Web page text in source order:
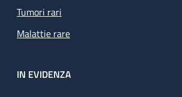
Tumori rari
Malattie rare
IN EVIDENZA